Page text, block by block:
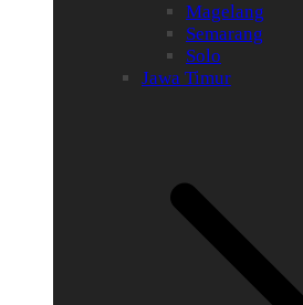
Magelang
Semarang
Solo
Jawa Timur